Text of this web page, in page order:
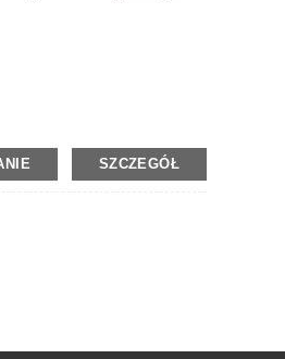
SZCZEGÓŁ